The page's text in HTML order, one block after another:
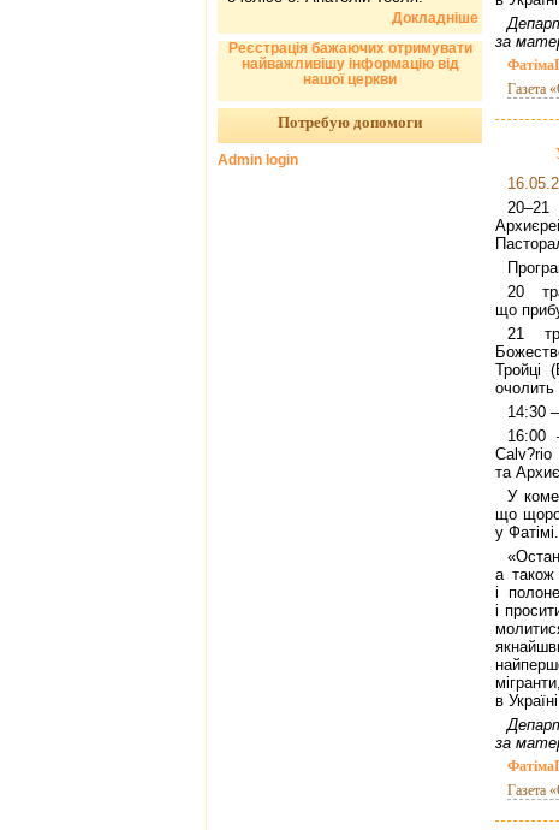
за
Фатіма
Газета
20–21
20
що
21
Тройці
14:30
16:00
та
У
що
у Фатімі.
а також
і
і
в
за
Фатіма
Газета
Докладніше
Реєстрація бажаючих отримувати
найважливішу інформацію від
нашої церкви
Потребую допомоги
Admin login